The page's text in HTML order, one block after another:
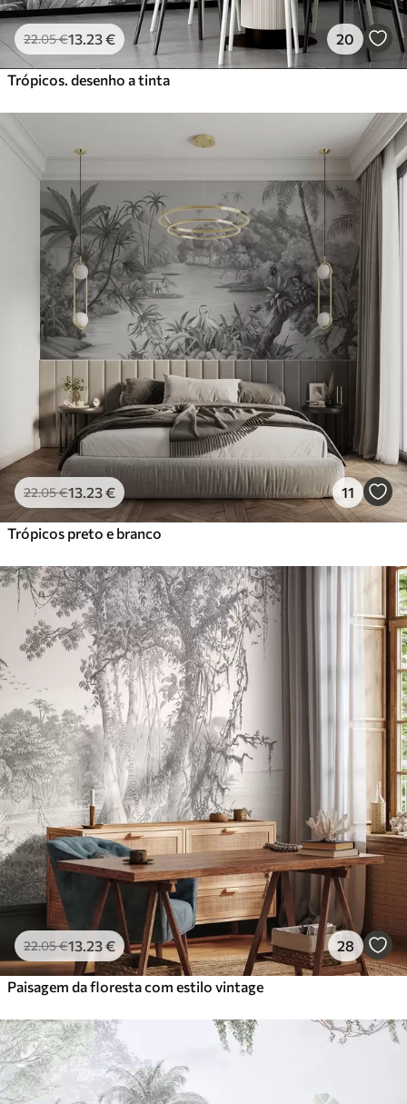
22.05€13 .23€ 20
Trópicos. desenho a tinta
22.05€13 .23€ 11
Trópicos preto e branco
22.05€13 .23€ 28
Paisagem da floresta com estilo vintage